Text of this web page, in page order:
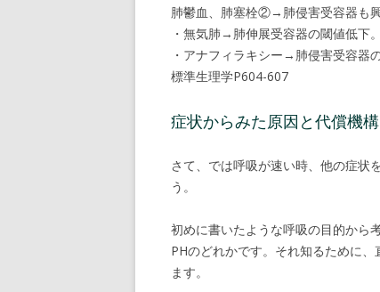
肺鬱血、肺塞栓②→肺侵害受容器も
・無気肺→肺伸展受容器の閾値低下
・アナフィラキシー→肺侵害受容器
標準生理学P604-607
症状からみた原因と代償機構
さて、では呼吸が速い時、他の症状
う。
初めに書いたような呼吸の目的から
PHのどれかです。それ知るために
ます。